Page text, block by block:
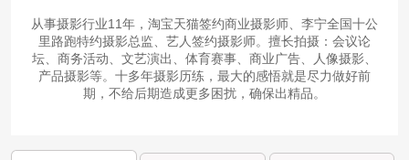
从事摄影行业11年，淘宝天猫签约商业摄影师、李宁全国十公
里路跑特约摄影总监、艺人签约摄影师。擅长拍摄：会议论
坛、商务活动、文艺演出、体育赛事、商业广告、人像摄影、
产品摄影等。十多年摄影历练，最大的感悟就是尽力做好前
期，不给后期造成更多困扰，确保出精品。